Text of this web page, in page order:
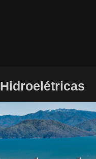
Hidroelétricas